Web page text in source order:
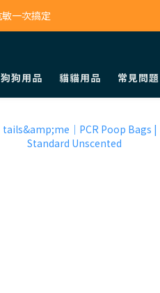
一次搞定
一次搞定
一次搞定
狗狗用品 貓貓用品 常見問題